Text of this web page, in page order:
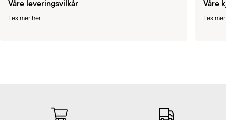
Våre leveringsvilkår
Les mer her
Våre
Les